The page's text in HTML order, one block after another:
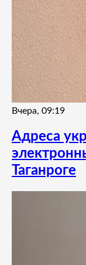
Вчера, 09:19
Адреса
Таганроге